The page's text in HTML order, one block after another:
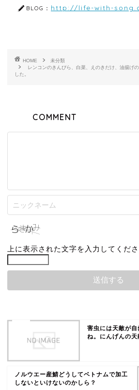
BLOG： http://life-with-
HOME
未分類
レンコンのきんぴら、白菜、えのきだけ、油揚げ
した。
COMMENT
上に表示された文字を入力してくださ
害虫には天敵が
ね。にんげんの天
ノルウエー産鯖どうしてベトナムで加工
しないといけないのかしら？